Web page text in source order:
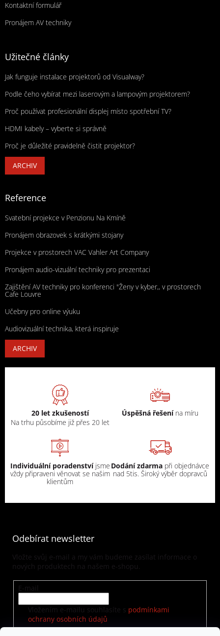
Kontaktní formulář
Pronájem AV techniky
Užitečné články
Jak funguje instalace projektorů od Visualway?
Podle čeho vybírat mezi laserovým a lampovým projektorem?
Proč používat profesionální displej místo spotřební TV?
HDMI kabely – vyberte si správně
Proč je důležité pravidelně čistit projektor?
ARCHIV
Reference
Svatební projekce v Penzionu Na Kmíně
Pronájem obrazovek s krátkými stojany
Projekce v prostorech VAC Vahler Art Company
Pronájem audio-vizuální techniky pro prezentaci
Zajištění AV techniky pro konferenci "Ženy v kyber,, v prostorech
Cafe Louvre
Učebny pro online výuku
Audiovizuální technika, která inspiruje
ARCHIV
20 let zkušeností
Na trhu působíme již přes 20 let
Úspěšná řešení na míru
Individuální poradenstvíjsme
vždy připraveni věnovat se našim
klientům
Dodání zdarma při objednávce
nad 5tis. Široký výběr dopravců
Odebírat newsletter
Vložte svůj e-mail a my vám budeme zasílat informace o
nových produktech na našem e-shopu.
E-mail
Vložením e-mailu souhlasíte s podmínkami
ochrany osobních údajů